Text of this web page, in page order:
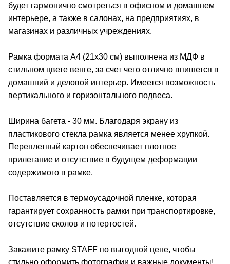
будет гармонично смотреться в офисном и домашнем
интерьере, а также в салонах, на предприятиях, в
магазинах и различных учреждениях.
Рамка формата А4 (21х30 см) выполнена из МДФ в
стильном цвете венге, за счет чего отлично впишется в
домашний и деловой интерьер. Имеется возможность
вертикального и горизонтального подвеса.
Ширина багета - 30 мм. Благодаря экрану из
пластикового стекла рамка является менее хрупкой.
Переплетный картон обеспечивает плотное
прилегание и отсутствие в будущем деформации
содержимого в рамке.
Поставляется в термоусадочной пленке, которая
гарантирует сохранность рамки при транспортировке,
отсутствие сколов и потертостей.
Закажите рамку STAFF по выгодной цене, чтобы
стильно оформить фотографии и важные документы!